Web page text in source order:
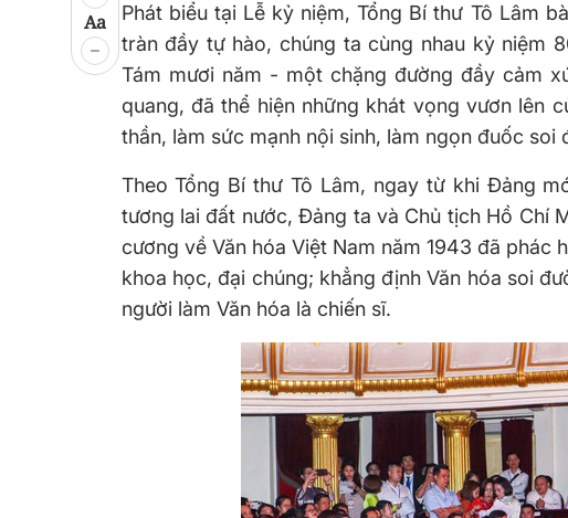
Aa
Phát biểu tại Lễ kỷ niệm, Tổng Bí thư Tô Lâm
tràn đầy tự hào, chúng ta cùng nhau kỷ niệm
Tám mươi năm - một chặng đường đầy cảm
quang, đã thể hiện những khát vọng vươn lên
thần, làm sức mạnh nội sinh, làm ngọn đuốc soi
Theo Tổng Bí thư Tô Lâm, ngay từ khi Đảng
tương lai đất nước, Đảng ta và Chủ tịch Hồ Chí
cương về Văn hóa Việt Nam năm 1943 đã
khoa học, đại chúng; khẳng định Văn hóa soi
người làm Văn hóa là chiến sĩ.